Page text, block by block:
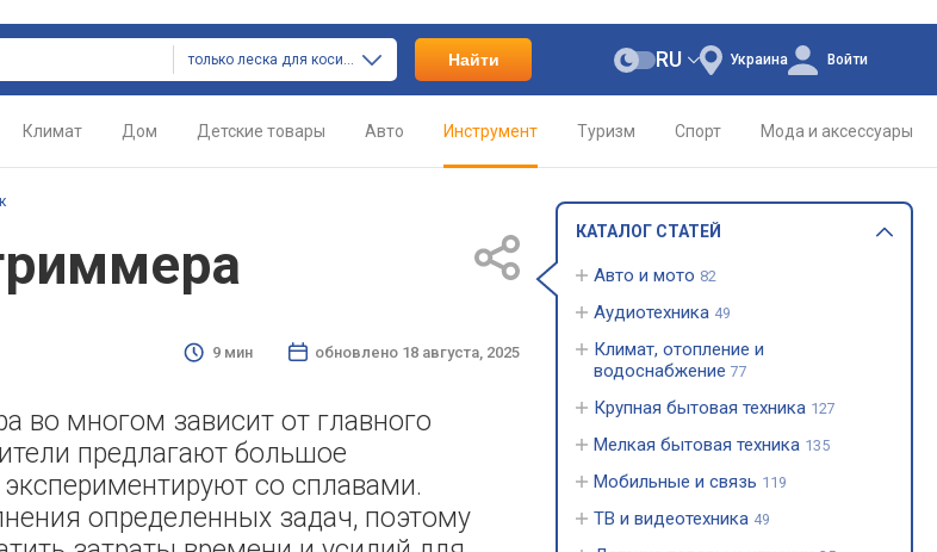
только леска для косилок Найти Украина
RU Войти
Климат Дом Детские товары Авто Инструмент Туризм Спорт Мода и аксессуары
9 мин обновлено 18 августа, 2025
во многом зависит от главного
предлагают большое
со сплавами.
определенных задач, поэтому
КАТАЛОГ СТАТЕЙ
Авто и мото 82
Аудиотехника 49
Климат, отопление и
водоснабжение 77
Крупная бытовая техника 127
Мелкая бытовая техника 135
Мобильные и связь 119
ТВ и видеотехника 49